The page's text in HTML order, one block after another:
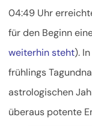
04:49 Uhr
für den Beginn
weiterhin steht).
frühlings
astrologischen
überaus potente